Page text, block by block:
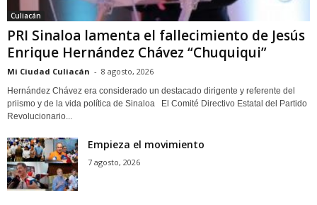
Culiacán
PRI Sinaloa lamenta el fallecimiento de Jesús
Enrique Hernández Chávez “Chuquiqui”
Mi Ciudad Culiacán - 8 agosto, 2026
Hernández Chávez era considerado un destacado dirigente y referente del
priismo y de la vida política de Sinaloa El Comité Directivo Estatal del Partido
Revolucionario...
Empieza el movimiento
7 agosto, 2026